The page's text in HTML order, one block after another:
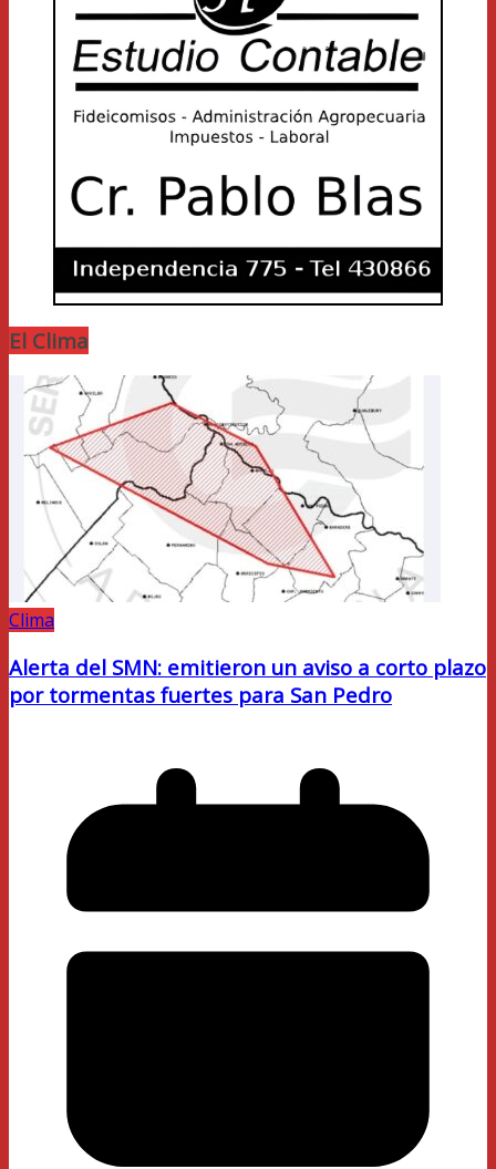
El Clima
Clima
Alerta del SMN: emitieron un aviso a corto plazo
por tormentas fuertes para San Pedro